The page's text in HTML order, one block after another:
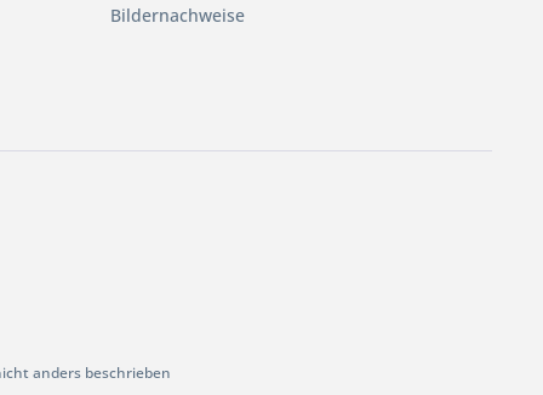
Bildernachweise
anders beschrieben